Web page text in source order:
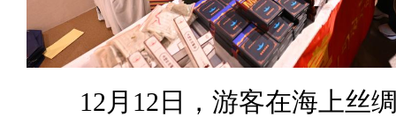
12月12日，游客在海上丝